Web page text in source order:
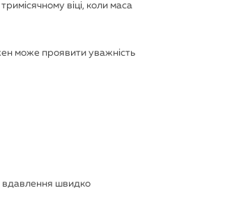
віці, коли маса
може проявити уважність
вдавлення швидко